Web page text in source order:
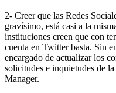
2- Creer que las Redes
gravísimo, está casi a la
instituciones creen que con
cuenta en Twitter basta. Sin
encargado de actualizar los
solicitudes e inquietudes de
Manager.